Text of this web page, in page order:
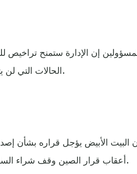
إن الإدارة ستمنح تراخيص
الحالات التي لن يتأثر بها الأمن القومي.
الأبيض يؤجل قراره بشأن
أعقاب قرار الصين وقف شراء السلع الزراعية الأميركية.